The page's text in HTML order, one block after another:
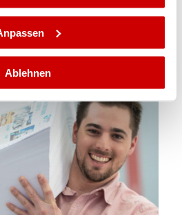
Ablehnen
Laborleiter
March 9, 2017